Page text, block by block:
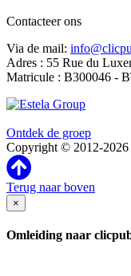
Contacteer ons
Via de mail:
Adres : 55 Rue du
Matricule : B300046 -
Ontdek de groep
Copyright © 2012-2026
Terug naar boven
×
Omleiding naar